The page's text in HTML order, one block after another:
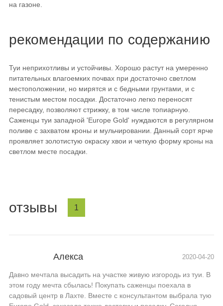
на газоне.
рекомендации по содержанию
Туи неприхотливы и устойчивы. Хорошо растут на умеренно
питательных влагоемких почвах при достаточно светлом
местоположении, но мирятся и с бедными грунтами, и с
тенистым местом посадки. Достаточно легко переносят
пересадку, позволяют стрижку, в том числе топиарную.
Саженцы туи западной 'Europe Gold' нуждаются в регулярном
поливе с захватом кроны и мульчировании. Данный сорт ярче
проявляет золотистую окраску хвои и четкую форму кроны на
светлом месте посадки.
отзывы 1
Алекса 2020-04-20
Давно мечтала высадить на участке живую изгородь из туи. В
этом году мечта сбылась! Покупать саженцы поехала в
садовый центр в Лахте. Вместе с консультантом выбрала тую